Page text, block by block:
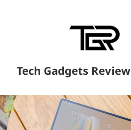
Tech Gadgets Review